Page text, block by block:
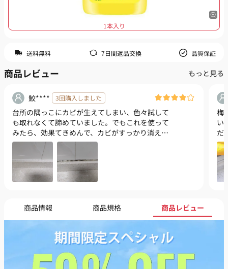
1本入り
送料無料 7日間返品交換 品質保証
商品レビュー もっと見る
鮫**** 3回購入しました
台所の隅っこにカビが生えてしまい、色々試して
も取れなくて諦めていました。でもこれを使って
みたら、効果てきめんで、カビがすっかり消えま
した。掃除が苦手でも簡単に使えるので、本当に
便利です。リピート購入を考えています。
梅
い
だ
玄
ん
商品情報 商品規格 商品レビュー